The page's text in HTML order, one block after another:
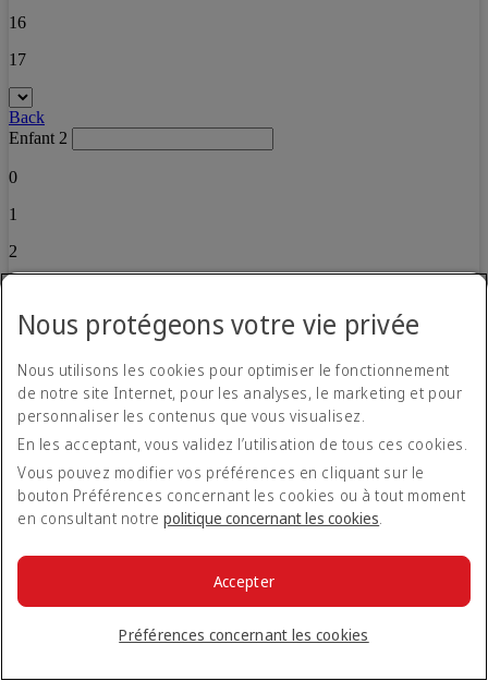
16
17
Back
Enfant 2
0
1
2
Nous protégeons votre vie privée
Nous utilisons les cookies pour optimiser le fonctionnement
de notre site Internet, pour les analyses, le marketing et pour
personnaliser les contenus que vous visualisez.
En les acceptant, vous validez l’utilisation de tous ces cookies.
Vous pouvez modifier vos préférences en cliquant sur le
bouton Préférences concernant les cookies ou à tout moment
en consultant notrepolitique concernant les cookies.
Préférences concernant les cookies
Accepter